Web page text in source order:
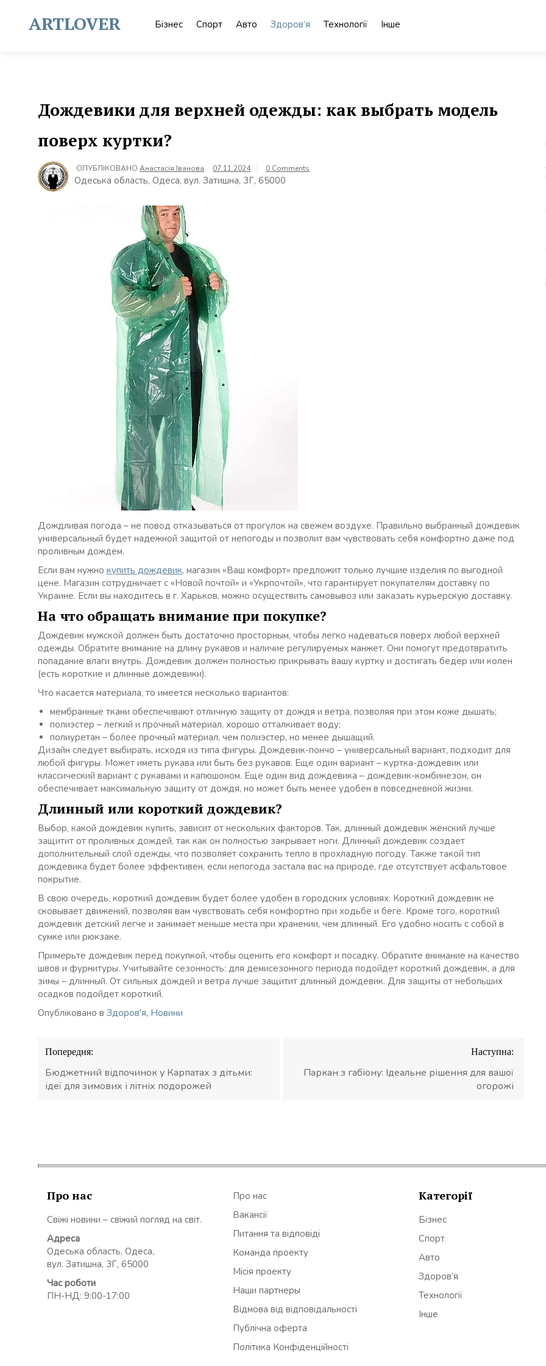
contentARTLOVER Бізнес Спорт Авто Здоров’я Технології Інше
Дождевики для верхней одежды: как выбрать модель
поверх куртки?
ОПУБЛІКОВАНО Анастасія Іванова 07.11.2024 0 Comments
Одеська область, Одеса, вул. Затишна, 3Г, 65000
Дождливая погода – не повод отказываться от прогулок на свежем воздухе. Правильно выбранный дождевик
универсальный будет надежной защитой от непогоды и позволит вам чувствовать себя комфортно даже под
проливным дождем.
Если вам нужно купить дождевик, магазин «Ваш комфорт» предложит только лучшие изделия по выгодной
цене. Магазин сотрудничает с «Новой почтой» и «Укрпочтой», что гарантирует покупателям доставку по
Украине. Если вы находитесь в г. Харьков, можно осуществить самовывоз или заказать курьерскую доставку.
На что обращать внимание при покупке?
Дождевик мужской должен быть достаточно просторным, чтобы легко надеваться поверх любой верхней
одежды. Обратите внимание на длину рукавов и наличие регулируемых манжет. Они помогут предотвратить
попадание влаги внутрь. Дождевик должен полностью прикрывать вашу куртку и достигать бедер или колен
(есть короткие и длинные дождевики).
Что касается материала, то имеется несколько вариантов:
мембранные ткани обеспечивают отличную защиту от дождя и ветра, позволяя при этом коже дышать;
полиэстер – легкий и прочный материал, хорошо отталкивает воду;
полиуретан – более прочный материал, чем полиэстер, но менее дышащий.
Дизайн следует выбирать, исходя из типа фигуры. Дождевик-пончо – универсальный вариант, подходит для
любой фигуры. Может иметь рукава или быть без рукавов. Еще один вариант – куртка-дождевик или
классический вариант с рукавами и капюшоном. Еще один вид дождевика – дождевик-комбинезон, он
обеспечивает максимальную защиту от дождя, но может быть менее удобен в повседневной жизни.
Длинный или короткий дождевик?
Выбор, какой дождевик купить, зависит от нескольких факторов. Так, длинный дождевик женский лучше
защитит от проливных дождей, так как он полностью закрывает ноги. Длинный дождевик создает
дополнительный слой одежды, что позволяет сохранить тепло в прохладную погоду. Также такой тип
дождевика будет более эффективен, если непогода застала вас на природе, где отсутствует асфальтовое
покрытие.
В свою очередь, короткий дождевик будет более удобен в городских условиях. Короткий дождевик не
сковывает движений, позволяя вам чувствовать себя комфортно при ходьбе и беге. Кроме того, короткий
дождевик детский легче и занимает меньше места при хранении, чем длинный. Его удобно носить с собой в
сумке или рюкзаке.
Примерьте дождевик перед покупкой, чтобы оценить его комфорт и посадку. Обратите внимание на качество
швов и фурнитуры. Учитывайте сезонность: для демисезонного периода подойдет короткий дождевик, а для
зимы – длинный. От сильных дождей и ветра лучше защитит длинный дождевик. Для защиты от небольших
осадков подойдет короткий.
Опубліковано в Здоров'я, Новини
Навігація
записів
Попередня:
Бюджетний відпочинок у Карпатах з дітьми:
ідеї для зимових і літніх подорожей
Наступна:
Паркан з габіону: Ідеальне рішення для вашої
огорожі
Про нас
Свіжі новини – свіжий погляд на світ.
Адреса
Одеська область, Одеса,
вул. Затишна, 3Г, 65000
Час роботи
ПН-НД: 9:00-17:00
Про нас
Вакансії
Питання та відповіді
Команда проекту
Місія проекту
Наши партнеры
Відмова від відповідальності
Публічна оферта
Політика Конфіденційності
Категорії
Бізнес
Спорт
Авто
Здоров’я
Технології
Інше